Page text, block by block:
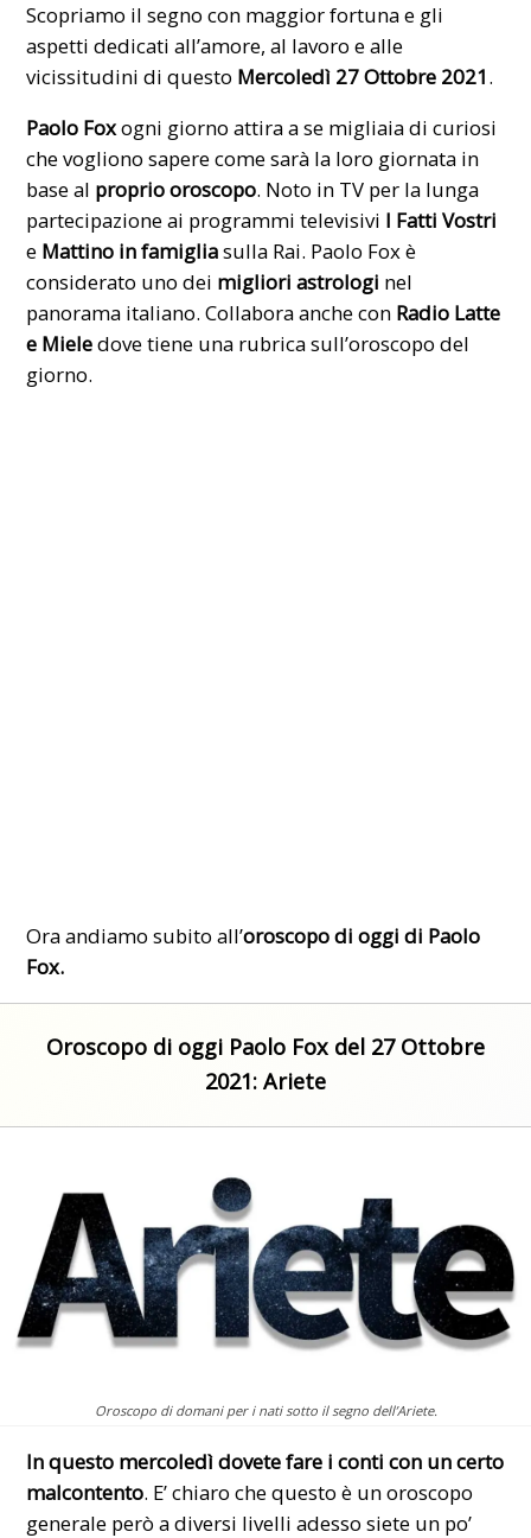
Scopriamo il segno con maggior fortuna e gli
aspetti dedicati all’amore, al lavoro e alle
vicissitudini di questo Mercoledì 27 Ottobre 2021.
Paolo Foxogni giorno attira a se migliaia di curiosi
che vogliono sapere come sarà la loro giornata in
base al proprio oroscopo. Noto in TV per la lunga
partecipazione ai programmi televisivi I Fatti Vostri
e Mattino in famigliasulla Rai. Paolo Fox è
considerato uno dei migliori astrologi nel
panorama italiano. Collabora anche con Radio Latte
e Mieledove tiene una rubrica sull’oroscopo del
giorno.
Ora andiamo subito all’oroscopo di oggi di Paolo
Fox.
Oroscopo di oggi Paolo Fox del 27 Ottobre
2021: Ariete
Oroscopo di domani per i nati sotto il segno dell’Ariete.
In questo mercoledìdovete fare i conti con un certo
malcontento. E’ chiaro che questo è un oroscopo
generale però a diversi livelli adesso siete un po’